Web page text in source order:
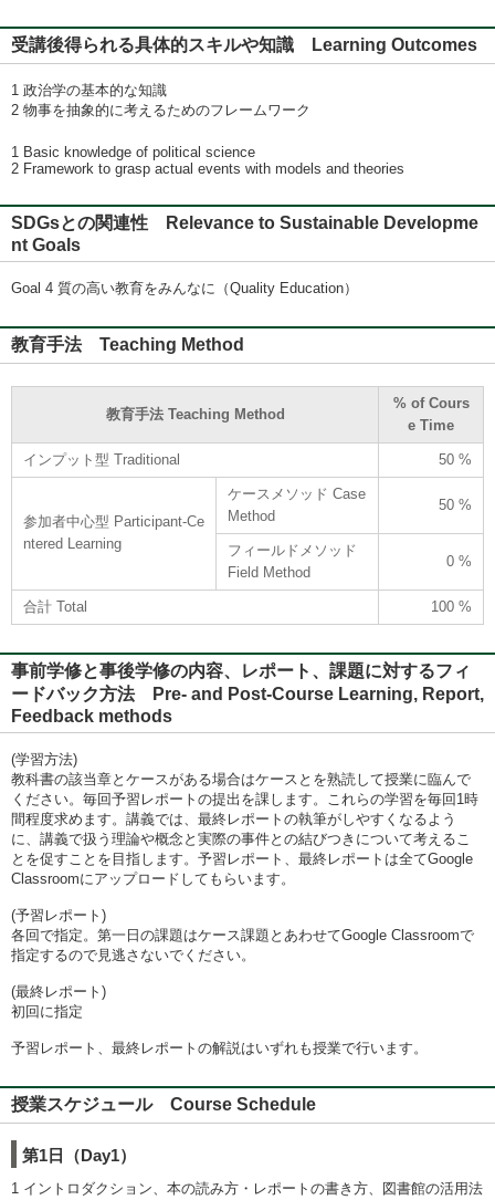
受講後得られる具体的スキルや知識 Learning Outcomes
1 政治学の基本的な知識
2 物事を抽象的に考えるためのフレームワーク
1 Basic knowledge of political science
2 Framework to grasp actual events with models and theories
SDGsとの関連性 Relevance to Sustainable Developme
nt Goals
Goal 4 質の高い教育をみんなに（Quality Education）
教育手法 Teaching Method
教育手法 Teaching Method
% of Cours
e Time
インプット型 Traditional 50 %
参加者中心型 Participant-Ce
ntered Learning
ケースメソッド Case
Method
50 %
フィールドメソッド
Field Method
0 %
合計 Total 100 %
事前学修と事後学修の内容、レポート、課題に対するフィ
ードバック方法 Pre- and Post-Course Learning, Report,
Feedback methods
(学習方法)
教科書の該当章とケースがある場合はケースとを熟読して授業に臨んで
ください。毎回予習レポートの提出を課します。これらの学習を毎回1時
間程度求めます。講義では、最終レポートの執筆がしやすくなるよう
に、講義で扱う理論や概念と実際の事件との結びつきについて考えるこ
とを促すことを目指します。予習レポート、最終レポートは全てGoogle
Classroomにアップロードしてもらいます。
(予習レポート)
各回で指定。第一日の課題はケース課題とあわせてGoogle Classroomで
指定するので見逃さないでください。
(最終レポート)
初回に指定
予習レポート、最終レポートの解説はいずれも授業で行います。
授業スケジュール Course Schedule
第1日（Day1）
1 イントロダクション、本の読み方・レポートの書き方、図書館の活用法